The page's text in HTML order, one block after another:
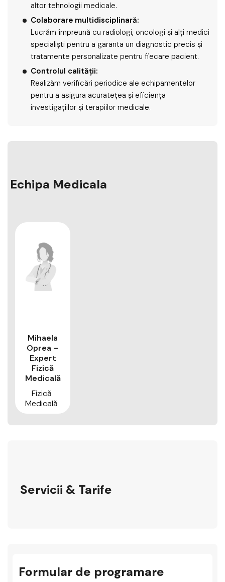
altor tehnologii medicale.
Colaborare multidisciplinară:
Lucrăm împreună cu radiologi, oncologi și alți medici
specialiști pentru a garanta un diagnostic precis și
tratamente personalizate pentru fiecare pacient.
Controlul calității:
Realizăm verificări periodice ale echipamentelor
pentru a asigura acuratețea și eficiența
investigațiilor și terapiilor medicale.
Echipa Medicala
Mihaela
Oprea –
Expert
Fizică
Medicală
Fizică
Medicală
Servicii & Tarife
Formular de programare